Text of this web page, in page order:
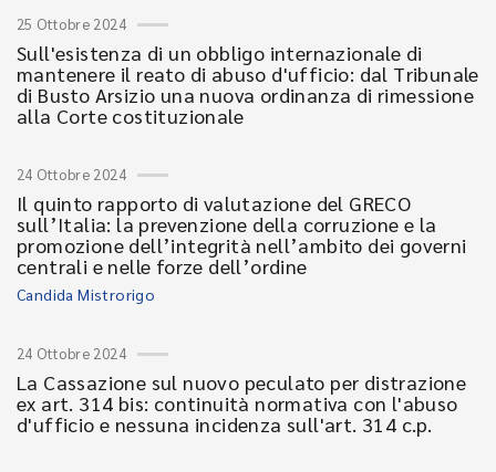
25 Ottobre 2024
Sull'esistenza di un obbligo internazionale di
mantenere il reato di abuso d'ufficio: dal Tribunale
di Busto Arsizio una nuova ordinanza di rimessione
alla Corte costituzionale
24 Ottobre 2024
Il quinto rapporto di valutazione del GRECO
sull’Italia: la prevenzione della corruzione e la
promozione dell’integrità nell’ambito dei governi
centrali e nelle forze dell’ordine
Candida Mistrorigo
24 Ottobre 2024
La Cassazione sul nuovo peculato per distrazione
ex art. 314 bis: continuità normativa con l'abuso
d'ufficio e nessuna incidenza sull'art. 314 c.p.